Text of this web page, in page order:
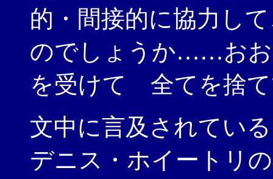
的・間接的に協力し
のでしょうか……おお
を受けて 全てを捨
文中に言及されてい
デニス・ホイートリ